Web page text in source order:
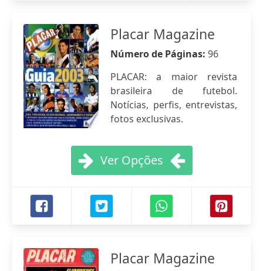
Placar Magazine
Número de Páginas: 96
PLACAR: a maior revista
brasileira de futebol.
Notícias, perfis, entrevistas,
fotos exclusivas.
Ver Opções
Placar Magazine